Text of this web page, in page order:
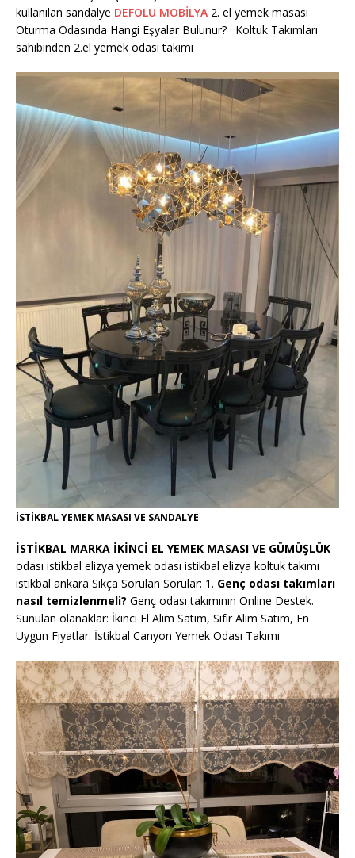
kullanılan sandalye DEFOLU MOBİLYA 2. el yemek masası
Oturma Odasında Hangi Eşyalar Bulunur? · Koltuk Takımları
sahibinden 2.el yemek odası takımı
İSTİKBAL YEMEK MASASI VE SANDALYE
İSTİKBAL MARKA İKİNCİ EL YEMEK MASASI VE GÜMÜŞLÜK
odası istikbal elizya yemek odası istikbal elizya koltuk takımı
istikbal ankara Sıkça Sorulan Sorular: 1. Genç odası takımları
nasıl temizlenmeli? Genç odası takımının Online Destek.
Sunulan olanaklar: İkinci El Alım Satım, Sıfır Alım Satım, En
Uygun Fiyatlar. İstikbal Canyon Yemek Odası Takımı